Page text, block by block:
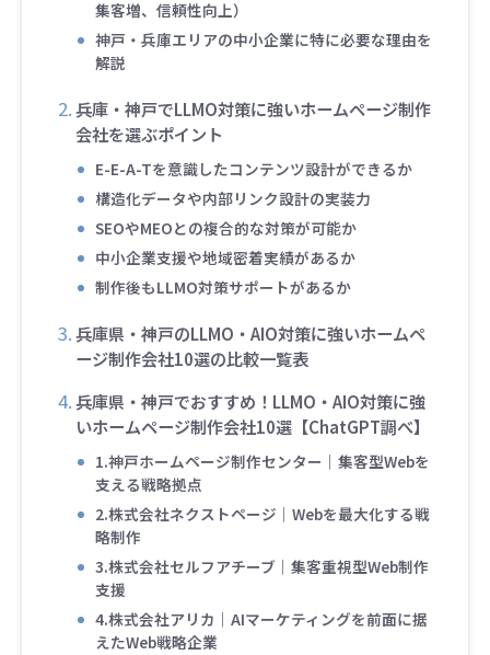
集客増、信頼性向上）
神戸・兵庫エリアの中小企業に特に必要な理由を
解説
兵庫・神戸でLLMO対策に強いホームページ制作
会社を選ぶポイント
E-E-A-Tを意識したコンテンツ設計ができるか
構造化データや内部リンク設計の実装力
SEOやMEOとの複合的な対策が可能か
中小企業支援や地域密着実績があるか
制作後もLLMO対策サポートがあるか
兵庫県・神戸のLLMO・AIO対策に強いホームペ
ージ制作会社10選の比較一覧表
兵庫県・神戸でおすすめ！LLMO・AIO対策に強
いホームページ制作会社10選【ChatGPT調べ】
1.神戸ホームページ制作センター｜集客型Webを
支える戦略拠点
2.株式会社ネクストページ｜Webを最大化する戦
略制作
3.株式会社セルフアチーブ｜集客重視型Web制作
支援
4.株式会社アリカ｜AIマーケティングを前面に据
えたWeb戦略企業